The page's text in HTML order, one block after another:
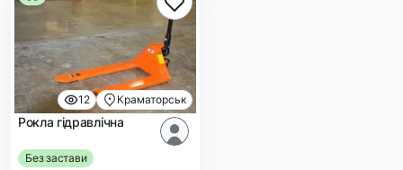
12 Краматорськ
Рокла гідравлічна
Без застави